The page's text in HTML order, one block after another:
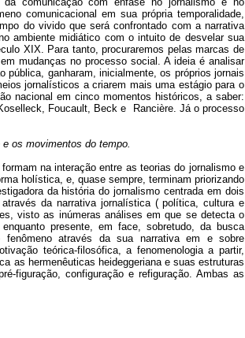
comunicacional em sua própria temporalidade,
do vivido que será confrontado com a narrativa
ambiente midiático com o intuito de desvelar sua
XIX. Para tanto, procuraremos pelas marcas de
mudanças no processo social. A ideia é analisar
pública, ganharam, inicialmente, os próprios jornais
jornalísticos a criarem mais uma estágio para o
nacional em cinco momentos históricos, a saber:
Foucault, Beck e Rancière. Já o processo
os movimentos do tempo.
na interação entre as teorias do jornalismo e
holística, e, quase sempre, terminam priorizando
da história do jornalismo centrada em dois
da narrativa jornalística ( política, cultura e
visto as inúmeras análises em que se detecta o
presente, em face, sobretudo, da busca
fenômeno através da sua narrativa em e sobre
teórica-filosófica, a fenomenologia a partir,
as hermenêuticas heideggeriana e suas estruturas
figuração, configuração e refiguração. Ambas as